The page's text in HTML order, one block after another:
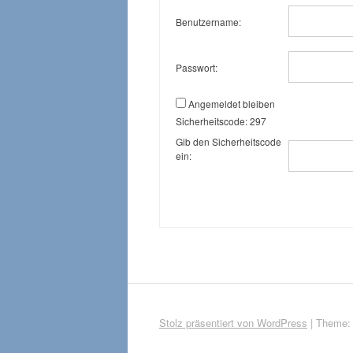
Benutzername:
Passwort:
Angemeldet bleiben
Sicherheitscode:297
Gib den Sicherheitscode
ein:
Stolz präsentiert von WordPress |